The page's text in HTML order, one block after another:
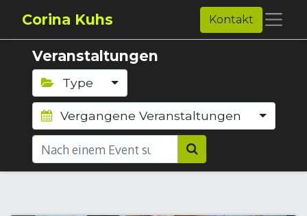
Corina Kuhs Kontakt
Veranstaltungen
Type
Vergangene Veranstaltungen